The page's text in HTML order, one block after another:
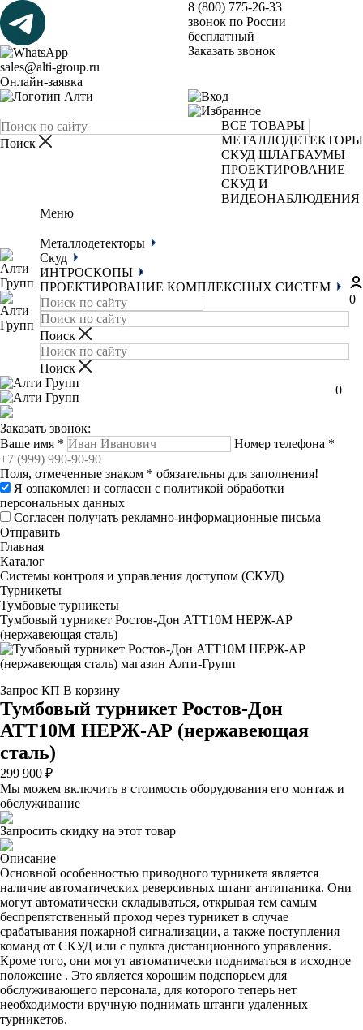
sales@alti-group.ru
Онлайн-заявка
8 (800) 775-26-33
звонок по России
бесплатный
Заказать звонок
ВСЕ ТОВАРЫ
МЕТАЛЛОДЕТЕКТОРЫ
СКУД ШЛАГБАУМЫ
ПРОЕКТИРОВАНИЕ
СКУД И
ВИДЕОНАБЛЮДЕНИЯ
Меню
Металлодетекторы
Скуд
ИНТРОСКОПЫ
ПРОЕКТИРОВАНИЕ КОМПЛЕКСНЫХ СИСТЕМ
0
0
Заказать звонок:
Ваше имя * Номер телефона *
Поля, отмеченные знаком * обязательны для заполнения!
Я ознакомлен и согласен с политикой обработки
персональных данных
Согласен получать рекламно-информационные письма
Отправить
Главная
Каталог
Системы контроля и управления доступом (СКУД)
Турникеты
Тумбовые турникеты
Тумбовый турникет Ростов-Дон АТТ10М НЕРЖ-АР
(нержавеющая сталь)
Запрос КП В корзину
Тумбовый турникет Ростов-Дон
АТТ10М НЕРЖ-АР (нержавеющая
сталь)
299 900 ₽
Мы можем включить в стоимость оборудования его монтаж и
обслуживание
Запросить скидку на этот товар
Описание
Основной особенностью приводного турникета является
наличие автоматических реверсивных штанг антипаника. Они
могут автоматически складываться, открывая тем самым
беспрепятственный проход через турникет в случае
срабатывания пожарной сигнализации, а также поступления
команд от СКУД или с пульта дистанционного управления.
Кроме того, они могут автоматически подниматься в исходное
положение . Это является хорошим подспорьем для
обслуживающего персонала, для которого теперь нет
необходимости вручную поднимать штанги удаленных
турникетов.